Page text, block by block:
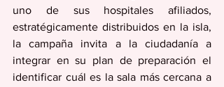
uno de sus hospitales afiliados,
estratégicamente distribuidos en la isla,
la campaña invita a la ciudadanía a
integrar en su plan de preparación el
identificar cuál es la sala más cercana a